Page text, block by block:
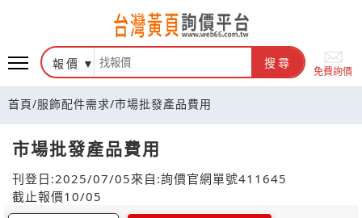
報價 搜尋
免費詢價
首頁/服飾配件需求/市場批發產品費用
市場批發產品費用
刊登日:2025/07/05來自:詢價官網單號411645
截止報價10/05